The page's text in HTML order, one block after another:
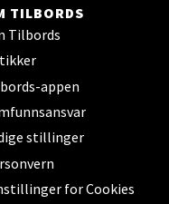
TILBORDS
Tilbords
appen
stillinger
for Cookies
Steinkjer